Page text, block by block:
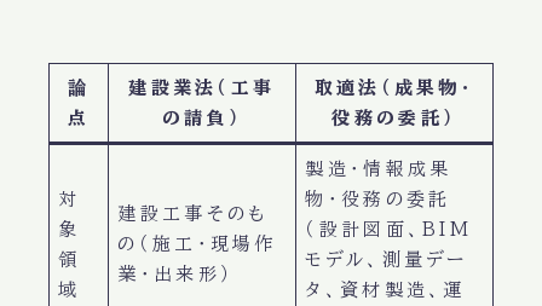
論
点
建設業法（工事
の請負）
取適法（成果物・
役務の委託）
対
象
領
域
建設工事そのも
の（施工・現場作
業・出来形）
製造・情報成果
物・役務の委託
（設計図面、BIM
モデル、測量デー
タ、資材製造、運